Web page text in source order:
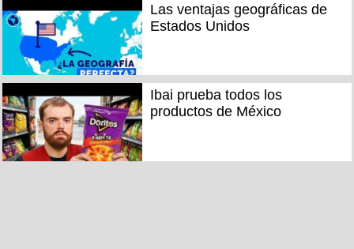
Las ventajas geográficas de
Estados Unidos
Ibai prueba todos los
productos de México